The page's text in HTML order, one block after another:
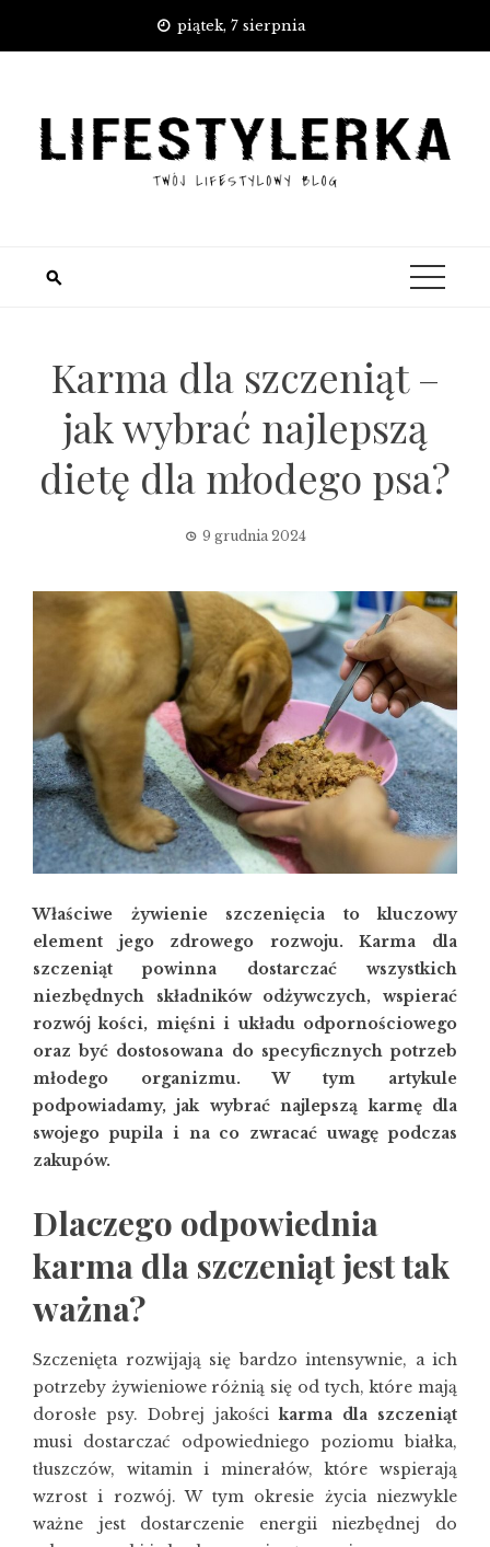
piątek, 7 sierpnia
Karma dla szczeniąt –
jak wybrać najlepszą
dietę dla młodego psa?
9 grudnia 2024
Właściwe żywienie szczenięcia to kluczowy
element jego zdrowego rozwoju. Karma dla
szczeniąt powinna dostarczać wszystkich
niezbędnych składników odżywczych, wspierać
rozwój kości, mięśni i układu odpornościowego
oraz być dostosowana do specyficznych potrzeb
młodego organizmu. W tym artykule
podpowiadamy, jak wybrać najlepszą karmę dla
swojego pupila i na co zwracać uwagę podczas
zakupów.
Dlaczego odpowiednia
karma dla szczeniąt jest tak
ważna?
Szczenięta rozwijają się bardzo intensywnie, a ich
potrzeby żywieniowe różnią się od tych, które mają
dorosłe psy. Dobrej jakościkarma dla szczeniąt
musi dostarczać odpowiedniego poziomu białka,
tłuszczów, witamin i minerałów, które wspierają
wzrost i rozwój. W tym okresie życia niezwykle
ważne jest dostarczenie energii niezbędnej do